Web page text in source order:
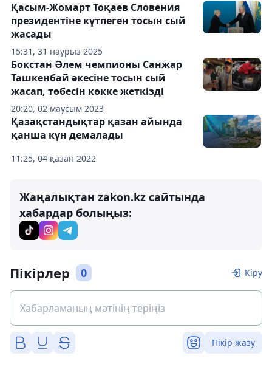
15:31, 31 наурыз 2025
Қасым-Жомарт Тоқаев Словения
президентіне күтпеген тосын сый
жасады
20:20, 02 маусым 2023
Бокстан Әлем чемпионы Санжар
Ташкенбай әкесіне тосын сый
жасап, төбесін көкке жеткізді
11:25, 04 қазан 2022
Қазақстандықтар қазан айында
қанша күн демалады
Жаңалықтан zakon.kz сайтында
хабардар болыңыз:
Пікірлер 0 Кіру
Пікір жазу